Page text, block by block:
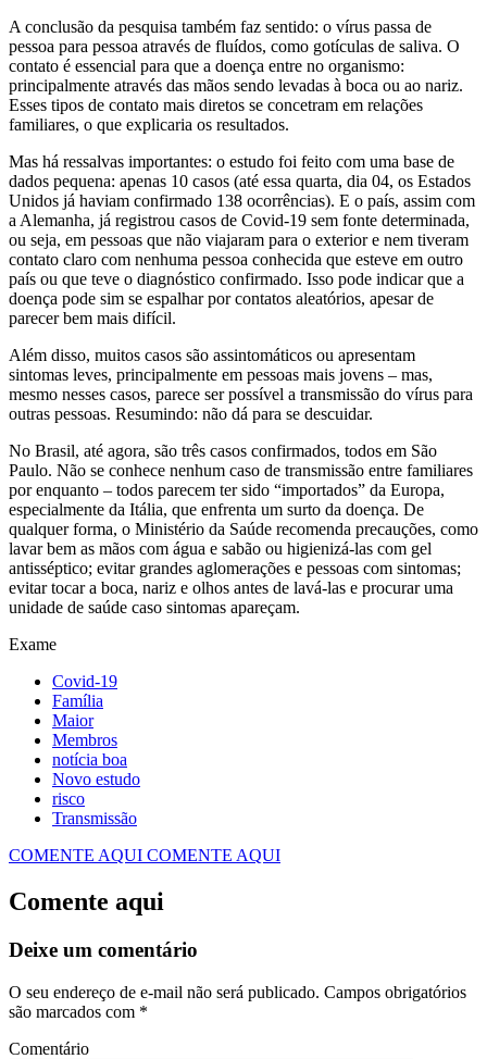
A conclusão da pesquisa também faz sentido: o vírus passa de
pessoa para pessoa através de fluídos, como gotículas de saliva. O
contato é essencial para que a doença entre no organismo:
principalmente através das mãos sendo levadas à boca ou ao nariz.
Esses tipos de contato mais diretos se concetram em relações
familiares, o que explicaria os resultados.
Mas há ressalvas importantes: o estudo foi feito com uma base de
dados pequena: apenas 10 casos (até essa quarta, dia 04, os Estados
Unidos já haviam confirmado 138 ocorrências). E o país, assim com
a Alemanha, já registrou casos de Covid-19 sem fonte determinada,
ou seja, em pessoas que não viajaram para o exterior e nem tiveram
contato claro com nenhuma pessoa conhecida que esteve em outro
país ou que teve o diagnóstico confirmado. Isso pode indicar que a
doença pode sim se espalhar por contatos aleatórios, apesar de
parecer bem mais difícil.
Além disso, muitos casos são assintomáticos ou apresentam
sintomas leves, principalmente em pessoas mais jovens – mas,
mesmo nesses casos, parece ser possível a transmissão do vírus para
outras pessoas. Resumindo: não dá para se descuidar.
No Brasil, até agora, são três casos confirmados, todos em São
Paulo. Não se conhece nenhum caso de transmissão entre familiares
por enquanto – todos parecem ter sido “importados” da Europa,
especialmente da Itália, que enfrenta um surto da doença. De
qualquer forma, o Ministério da Saúde recomenda precauções, como
lavar bem as mãos com água e sabão ou higienizá-las com gel
antisséptico; evitar grandes aglomerações e pessoas com sintomas;
evitar tocar a boca, nariz e olhos antes de lavá-las e procurar uma
unidade de saúde caso sintomas apareçam.
Exame
Covid-19
Família
Maior
Membros
notícia boa
Novo estudo
risco
Transmissão
COMENTE AQUI COMENTE AQUI
Comente aqui
Deixe um comentário
O seu endereço de e-mail não será publicado. Campos obrigatórios
são marcados com *
Comentário